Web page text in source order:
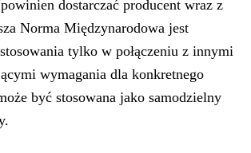
dostarczać producent wraz z
Norma Międzynarodowa jest
tylko w połączeniu z innymi
wymagania dla konkretnego
być stosowana jako samodzielny